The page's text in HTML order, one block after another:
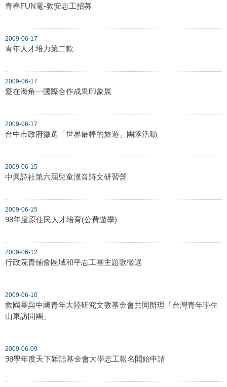
青春FUN電-敦安志工招募
2009-06-17
青年人才培力第二款
2009-06-17
愛在海角---國際合作成果印象展
2009-06-17
台中市政府徵選「世界最棒的旅遊」團隊活動
2009-06-15
中興詩社第六屆兒童漢音詩文研習營
2009-06-15
98年度原住民人才培育(公費遊學)
2009-06-12
行政院青輔會區域和平志工團主題歌徵選
2009-06-10
救國團與中國青年大陸研究文教基金會共同辦理「台灣青年學生
山東訪問團」
2009-06-09
98學年度天下雜誌基金會大學志工報名開始申請